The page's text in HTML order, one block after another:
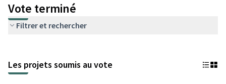
Vote terminé
Filtrer et rechercher
Les projets soumis au vote